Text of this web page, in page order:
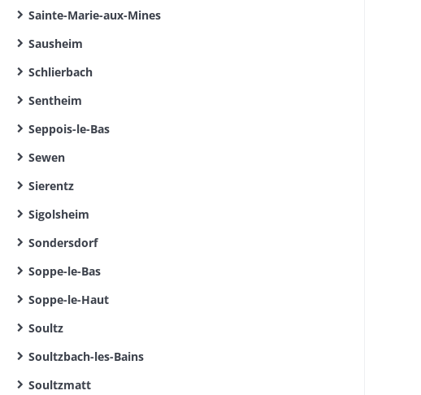
Sainte-Marie-aux-Mines
Sausheim
Schlierbach
Sentheim
Seppois-le-Bas
Sewen
Sierentz
Sigolsheim
Sondersdorf
Soppe-le-Bas
Soppe-le-Haut
Soultz
Soultzbach-les-Bains
Soultzmatt